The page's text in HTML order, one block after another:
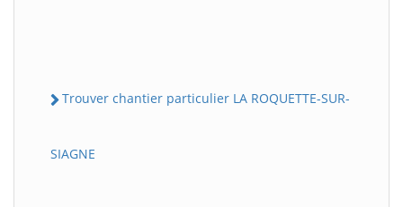
Trouver chantier particulier LA ROQUETTE-SUR-
SIAGNE